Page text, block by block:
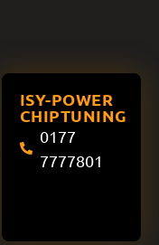
ISY-POWER
CHIPTUNING
0177
7777801